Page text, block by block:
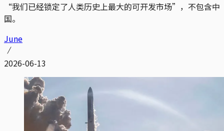
“我们已经锁定了人类历史上最大的可开发市场”，不包含中
国。
June
2026-06-13